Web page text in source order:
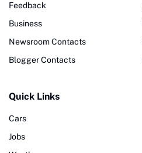
Feedback
Business
Newsroom Contacts
Blogger Contacts
Quick Links
Cars
Jobs